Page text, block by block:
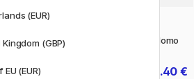
Pink
€
SHUPATTO
Compact Bag Large 40L Momo
32.40 €
(EUR)
(GBP)
(EUR)